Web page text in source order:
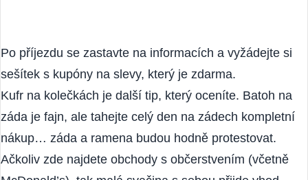
Po příjezdu se zastavte na informacích a vyžádejte si
sešítek s kupóny na slevy, který je zdarma.
Kufr na kolečkách je další tip, který oceníte. Batoh na
záda je fajn, ale tahejte celý den na zádech kompletní
nákup… záda a ramena budou hodně protestovat.